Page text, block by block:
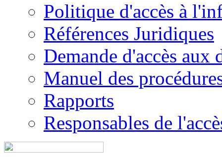
Politique d'accès à
Références Juridiques
Demande d'accès aux
Manuel des
Rapports
Responsables de